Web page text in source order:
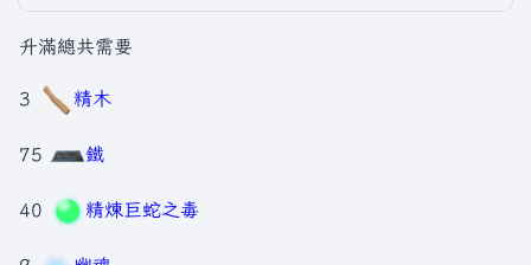
升滿總共需要
3 精木
75 鐵
40 精煉巨蛇之毒